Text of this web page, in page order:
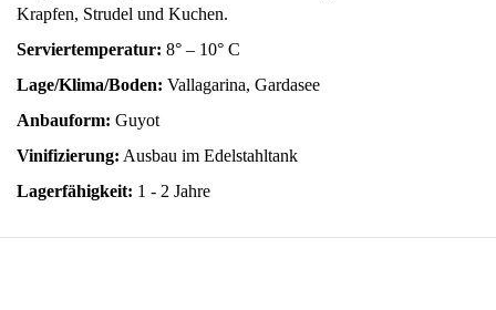
Krapfen, Strudel und Kuchen.
Serviertemperatur: 8° – 10° C
Lage/Klima/Boden: Vallagarina, Gardasee
Anbauform: Guyot
Vinifizierung: Ausbau im Edelstahltank
Lagerfähigkeit: 1 - 2 Jahre